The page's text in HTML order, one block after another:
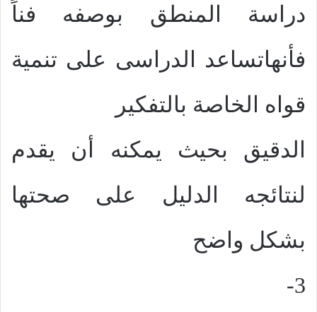
دراسة المنطق بوصفه فناً
فأنهاتساعد الدراسى على تنمية
قواه الخاصة بالتفكير
الدقيق بحيث يمكنه أن يقدم
لنتائجه الدليل على صحتها
بشكل واضح
3-